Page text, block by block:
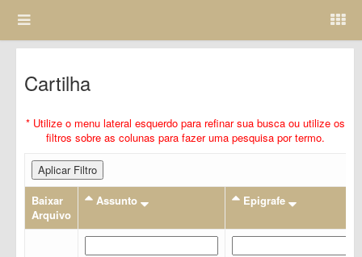
Cartilha
* Utilize o menu lateral esquerdo para refinar sua busca ou utilize os
filtros sobre as colunas para fazer uma pesquisa por termo.
Aplicar Filtro
Baixar
Arquivo
Assunto Epigrafe